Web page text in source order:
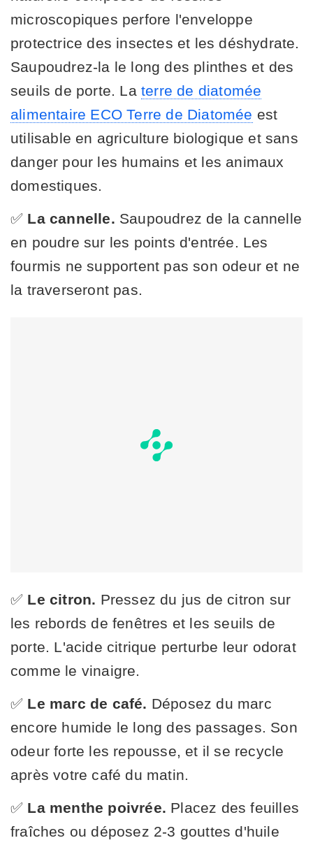
microscopiques perfore l'enveloppe
protectrice des insectes et les déshydrate.
Saupoudrez-la le long des plinthes et des
seuils de porte. La terre de diatomée
alimentaire ECO Terre de Diatomée est
utilisable en agriculture biologique et sans
danger pour les humains et les animaux
domestiques.
✅ La cannelle. Saupoudrez de la cannelle
en poudre sur les points d'entrée. Les
fourmis ne supportent pas son odeur et ne
la traverseront pas.
✅ Le citron. Pressez du jus de citron sur
les rebords de fenêtres et les seuils de
porte. L'acide citrique perturbe leur odorat
comme le vinaigre.
✅ Le marc de café. Déposez du marc
encore humide le long des passages. Son
odeur forte les repousse, et il se recycle
après votre café du matin.
✅ La menthe poivrée. Placez des feuilles
fraîches ou déposez 2-3 gouttes d'huile